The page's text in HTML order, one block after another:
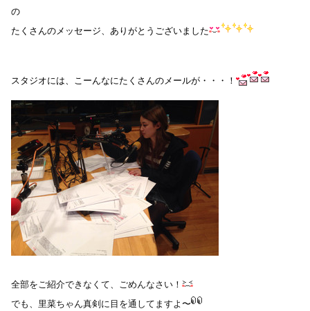
の
たくさんのメッセージ、ありがとうございました
スタジオには、こーんなにたくさんのメールが・・・！
全部をご紹介できなくて、ごめんなさい！
でも、里菜ちゃん真剣に目を通してますよ〜